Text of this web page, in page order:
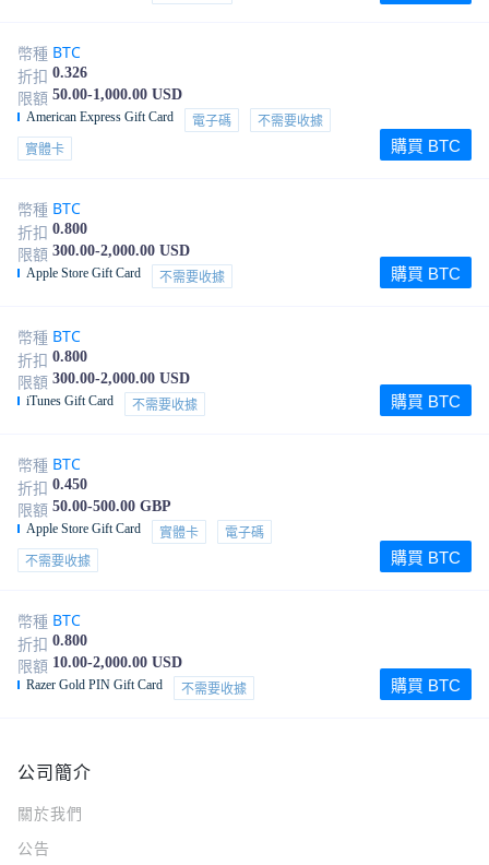
幣種 BTC
折扣 0.326
限額 50.00-1,000.00 USD
American Express Gift Card 電子碼
不需要收據
實體卡
購買 BTC
幣種 BTC
折扣 0.800
限額 300.00-2,000.00 USD
Apple Store Gift Card 不需要收據 購買 BTC
幣種 BTC
折扣 0.800
限額 300.00-2,000.00 USD
iTunes Gift Card 不需要收據 購買 BTC
幣種 BTC
折扣 0.450
限額 50.00-500.00 GBP
Apple Store Gift Card 實體卡
電子碼
不需要收據
購買 BTC
幣種 BTC
折扣 0.800
限額 10.00-2,000.00 USD
Razer Gold PIN Gift Card 不需要收據 購買 BTC
公司簡介
關於我們
公告